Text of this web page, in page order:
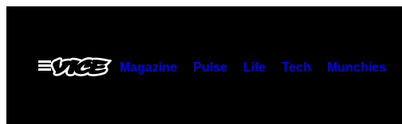
contenuto
Apri
Magazine Pulse Life Tech Munchies